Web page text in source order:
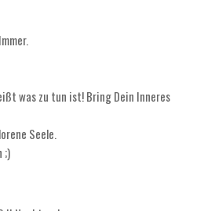
was zu tun ist! Bring Dein Inneres
Seele.
;)